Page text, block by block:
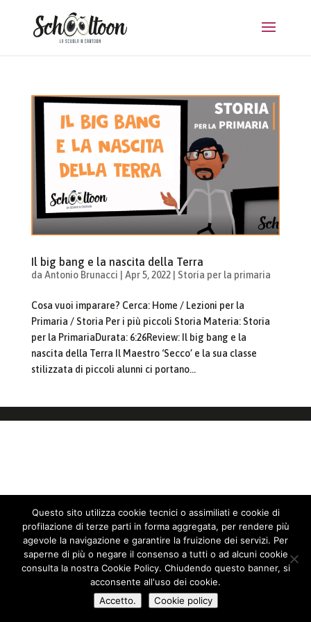
Il big bang e la nascita della Terra
da Antonio Brunacci | Apr 5, 2022| Storia per la primaria
Cosa vuoi imparare? Cerca: Home / Lezioni per la
Primaria / Storia Per i più piccoli Storia Materia: Storia
per la PrimariaDurata: 6:26Review: Il big bang e la
nascita della Terra Il Maestro ‘Secco’ e la sua classe
stilizzata di piccoli alunni ci portano...
Questo sito utilizza cookie tecnici o assimiliati e cookie di
profilazione di terze parti in forma aggregata, per rendere più
agevole la navigazione e garantire la fruizione dei servizi. Per
saperne di più o negare il consenso a tutti o ad alcuni cookie
consulta la nostra Cookie Policy. Chiudendo questo banner, si
acconsente all'uso dei cookie.
Accetto.
Cookie policy